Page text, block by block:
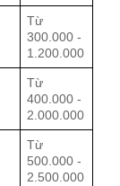
Từ
300.000 -
1.200.000
Từ
400.000 -
2.000.000
Từ
500.000 -
2.500.000